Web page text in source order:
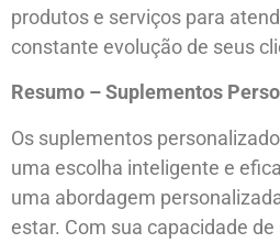
produtos e serviços para
constante evolução de seus
Resumo – Suplementos
Os suplementos
uma escolha inteligente e
uma abordagem
estar. Com sua capacidade